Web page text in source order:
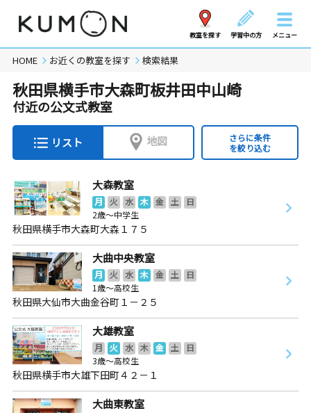
教室を探す 学習中の方 メニュー
HOME お近くの教室を探す 検索結果
秋田県横手市大森町板井田中山崎
付近の公文式教室
リスト 地図
さらに条件
を絞り込む
大森教室
月 火 水 木 金 土
日
2歳～中学生
秋田県横手市大森町大森１７５
大曲中央教室
月 火 水 木 金 土
日
1歳～高校生
秋田県大仙市大曲金谷町１－２５
大雄教室
月 火 水 木 金 土
日
3歳～高校生
秋田県横手市大雄下田町４２－１
大曲東教室